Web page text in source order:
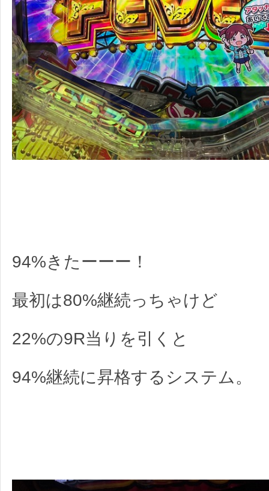
94%きたーーー！
最初は80%継続っちゃけど
22%の9R当りを引くと
94%継続に昇格するシステム。